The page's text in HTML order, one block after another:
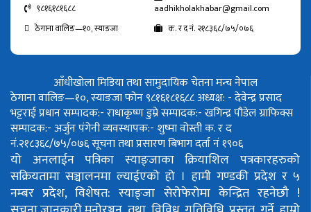
९८१६१८१६८८
aadhikholakhabar@gmail.com
ठेगाना वालिङ—१०, स्याङजा
क. र द नं. २१८३६८/७५/०७६
आँधीखोला मिडिया तथा सामुदायिक चेतना मन्च नेपाल
ठेगाना वालिङ—१०, स्याङजा फोन ९८१६१८१६८८अध्यक्ष: - देवेन्द्र प्रसाद
भट्टराईप्रधान सम्पादक:- राधाकृष्ण डुम्रेसम्पादक:- खगिन्द्र पौडेलग्राफिक्स
सम्पादक:- अर्जुन पंगेनीव्यवस्थापक:- शुष्मा वोस्तीक. र द
नं.२१८३६८/७५/०७६सूचना तथा प्रसारण बिभाग दर्ता नं १९०६
यो अनलाईन पत्रिका स्याङ्जाका क्रियाशिल पत्रकारहरुको
सक्रियतामा सञ्चालनमा ल्याईएको हो । हामी गण्डकी प्रदेश र ५
नम्बर प्रदेश, विशेषत: स्याङ्जा सेरोफेरोमा केन्द्रित रहनेछौ !